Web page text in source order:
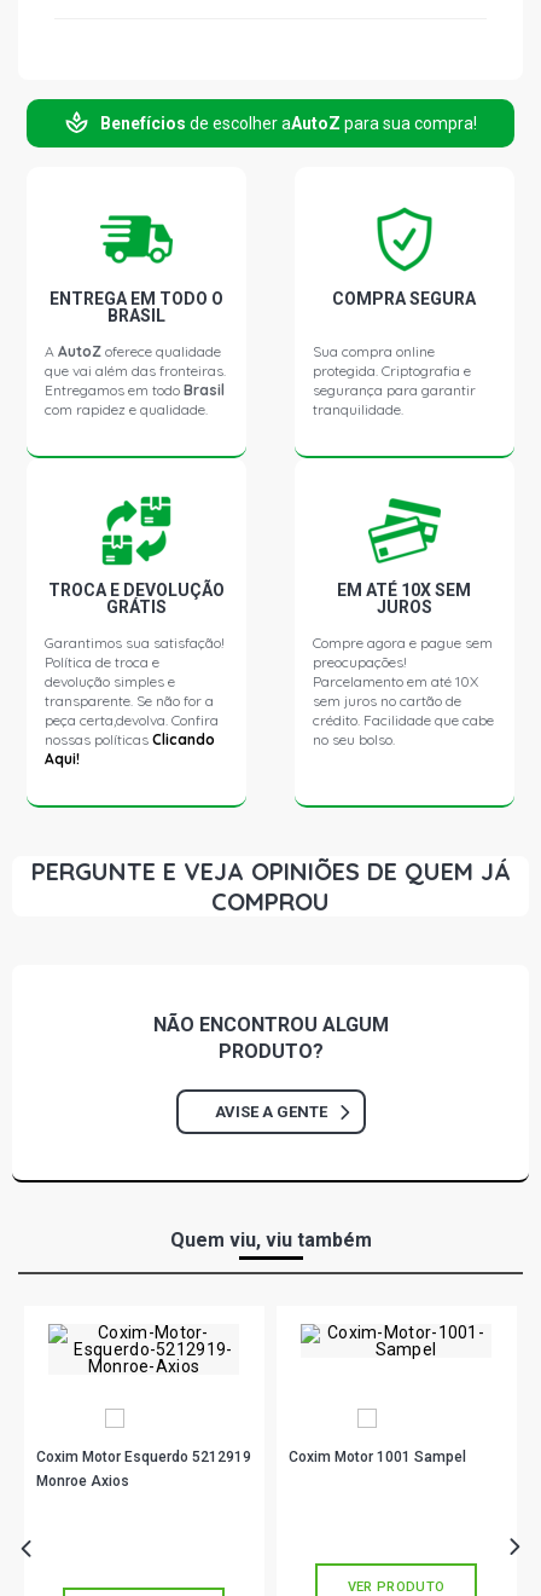
Benefícios de escolher aAutoZ para sua compra!
ENTREGA EM TODO O
BRASIL
AAutoZ oferece qualidade
que vai além das fronteiras.
Entregamos em todoBrasil
com rapidez e qualidade.
COMPRA SEGURA
Sua compra online
protegida. Criptografia e
segurança para garantir
tranquilidade.
TROCA E DEVOLUÇÃO
GRÁTIS
Garantimos sua satisfação!
Política de troca e
devolução simples e
transparente. Se não for a
peça certa,devolva. Confira
nossas políticasClicando
Aqui!
EM ATÉ 10X SEM
JUROS
Compre agora e pague sem
preocupações!
Parcelamento em até 10X
sem juros no cartão de
crédito. Facilidade que cabe
no seu bolso.
PERGUNTE E VEJA OPINIÕES DE QUEM JÁ
COMPROU
NÃO ENCONTROU ALGUM
PRODUTO?
AVISE A GENTE
Quem viu, viu também
Coxim Motor Esquerdo 5212919
Monroe Axios
Coxim Motor 1001 Sampel
VER PRODUTO